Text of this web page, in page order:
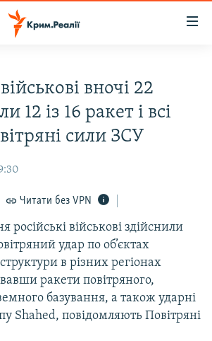
вночі 22
12 із 16 ракет і всі
сили ЗСУ
Читати без VPN
російські військові здійснили
удар по об’єктах
в різних регіонах
ракети повітряного,
базування, а також ударні
Shahed, повідомляють Повітряні